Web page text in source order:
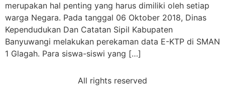
merupakan hal penting yang harus dimiliki oleh setiap
warga Negara. Pada tanggal 06 Oktober 2018, Dinas
Kependudukan Dan Catatan Sipil Kabupaten
Banyuwangi melakukan perekaman data E-KTP di SMAN
1 Glagah. Para siswa-siswi yang […]
All rights reserved